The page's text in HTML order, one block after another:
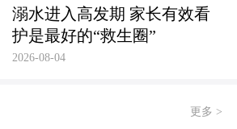
溺水进入高发期 家长有效看
护是最好的“救生圈”
2026-08-04
更多 >